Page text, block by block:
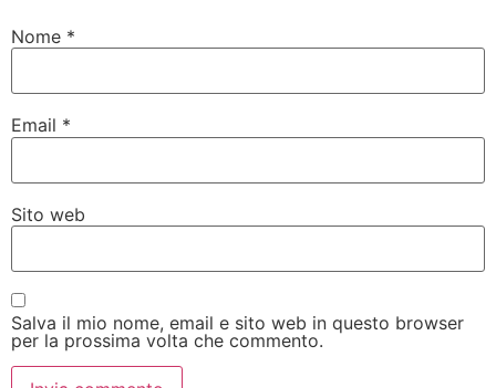
Nome *
Email *
Sito web
Salva il mio nome, email e sito web in questo browser
per la prossima volta che commento.